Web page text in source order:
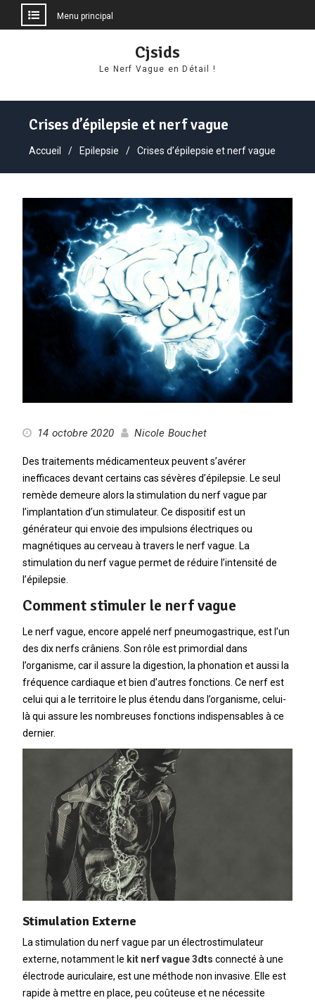
Menu principal
Cjsids
Le Nerf Vague en Détail !
Crises d’épilepsie et nerf vague
Accueil Epilepsie Crises d’épilepsie et nerf vague
14 octobre 2020 Nicole Bouchet
Des traitements médicamenteux peuvent s’avérer
inefficaces devant certains cas sévères d’épilepsie. Le seul
remède demeure alors la stimulation du nerf vague par
l’implantation d’un stimulateur. Ce dispositif est un
générateur qui envoie des impulsions électriques ou
magnétiques au cerveau à travers le nerf vague. La
stimulation du nerf vague permet de réduire l’intensité de
l’épilepsie.
Comment stimuler le nerf vague
Le nerf vague, encore appelé nerf pneumogastrique, est l’un
des dix nerfs crâniens. Son rôle est primordial dans
l’organisme, car il assure la digestion, la phonation et aussi la
fréquence cardiaque et bien d’autres fonctions. Ce nerf est
celui qui a le territoire le plus étendu dans l’organisme, celui-
là qui assure les nombreuses fonctions indispensables à ce
dernier.
Stimulation Externe
La stimulation du nerf vague par un électrostimulateur
externe, notamment le kit nerf vague 3dts connecté à une
électrode auriculaire, est une méthode non invasive. Elle est
rapide à mettre en place, peu coûteuse et ne nécessite